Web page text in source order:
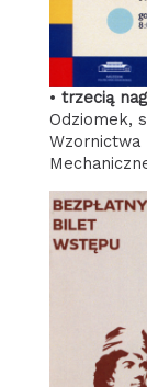
• trzecią
Odziomek,
Wzornictwa